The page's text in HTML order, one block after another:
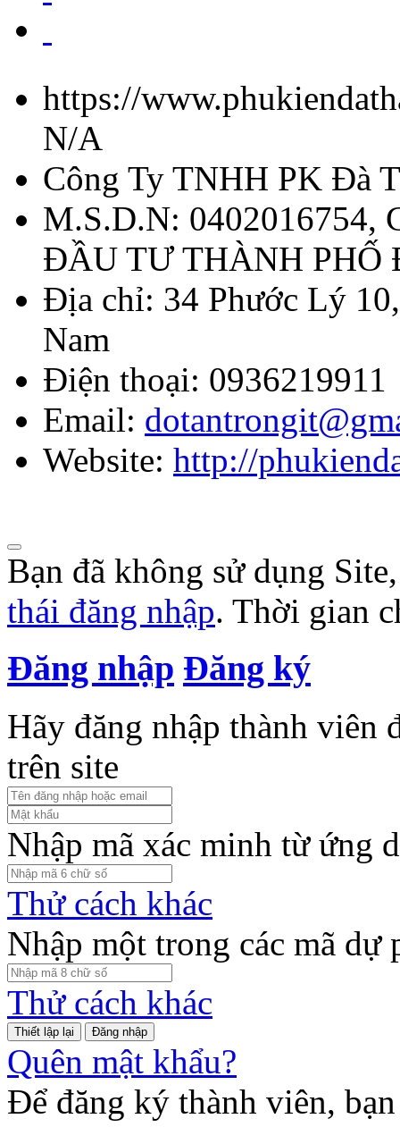
https://
N/A
Công Ty TNHH PK Đà
M.S.D.N: 0402016754,
ĐẦU TƯ THÀNH PHỐ
Địa chỉ: 34 Phước Lý
Nam
Điện thoại: 0936219911
Email:
Website: http://
Bạn đã không sử dụng
thái đăng nhập. Thời gian
Đăng nhập Đăng ký
Hãy đăng nhập thành viên
trên site
Nhập mã xác minh từ ứng
Thử cách khác
Nhập một trong các mã dự
Thử cách khác
Đăng nhập
Quên mật khẩu?
Để đăng ký thành viên,